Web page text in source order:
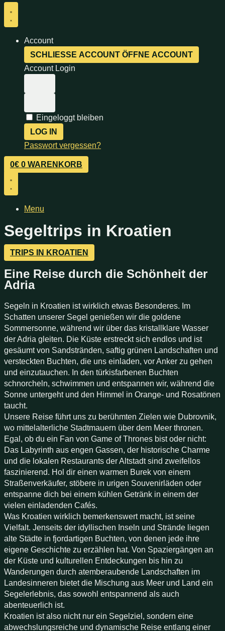
Account
SCHLIESSE ACCOUNT
ÖFFNE ACCOUNT
Account Login
Eingeloggt bleiben
LOG IN
Passwort vergessen?
0€ 0 WARENKORB
Menu
Segeltrips in​ Kroatien
TRIPS IN KROATIEN
Eine Reise durch die Schönheit der
Adria
Segeln in Kroatien ist wirklich etwas Besonderes. Im
Schatten unserer Segel genießen wir die goldene
Sommersonne, während wir über das kristallklare Wasser
der Adria gleiten. Die Küste erstreckt sich endlos und ist
gesäumt von Sandstränden, saftig grünen Landschaften und
versteckten Buchten, die uns einladen, vor Anker zu gehen
und einzutauchen. In den türkisfarbenen Buchten
schnorcheln, schwimmen und entspannen wir, während die
Sonne untergeht und den Himmel in Orange- und Rosatönen
taucht.
Unsere Reise führt uns zu berühmten Zielen wie Dubrovnik,
wo mittelalterliche Stadtmauern über dem Meer thronen.
Egal, ob du ein Fan von Game of Thrones bist oder nicht:
Das Labyrinth aus engen Gassen, der historische Charme
und die lokalen Restaurants der Altstadt sind zweifellos
faszinierend. Hol dir einen warmen Burek von einem
Straßenverkäufer, stöbere in urigen Souvenirläden oder
entspanne dich bei einem kühlen Getränk in einem der
vielen einladenden Cafés.
Was Kroatien wirklich bemerkenswert macht, ist seine
Vielfalt. Jenseits der idyllischen Inseln und Strände liegen
alte Städte in fjordartigen Buchten, von denen jede ihre
eigene Geschichte zu erzählen hat. Von Spaziergängen an
der Küste und kulturellen Entdeckungen bis hin zu
Wanderungen durch atemberaubende Landschaften im
Landesinneren bietet die Mischung aus Meer und Land ein
Segelerlebnis, das sowohl entspannend als auch
abenteuerlich ist.
Kroatien ist also nicht nur ein Segelziel, sondern eine
abwechslungsreiche und dynamische Reise entlang einer